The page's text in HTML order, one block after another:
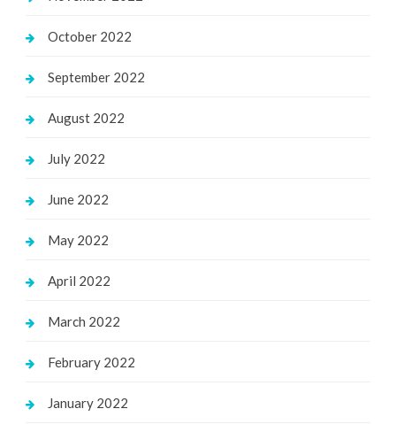
October 2022
September 2022
August 2022
July 2022
June 2022
May 2022
April 2022
March 2022
February 2022
January 2022